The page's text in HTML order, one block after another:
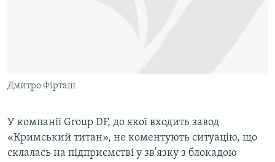
ІНФОГРАФІКА
ДОЛУЧАЙСЯ!
Усі сайти RFE/RL
Дмитро Фірташ
У компанії Group DF, до якої входить завод
«Кримський титан», не коментують ситуацію, що
склалась на підприємстві у зв'язку з блокадою